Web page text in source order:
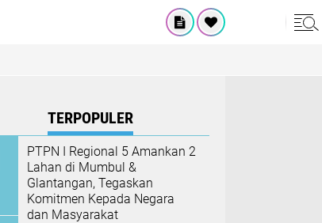
TERPOPULER
PTPN I Regional 5 Amankan 2
Lahan di Mumbul &
Glantangan, Tegaskan
Komitmen Kepada Negara
dan Masyarakat